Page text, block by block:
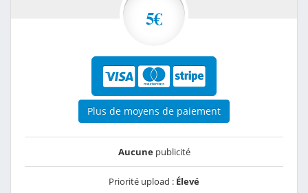
5€
Plus de moyens de paiement
Aucunepublicité
Priorité upload : Élevé